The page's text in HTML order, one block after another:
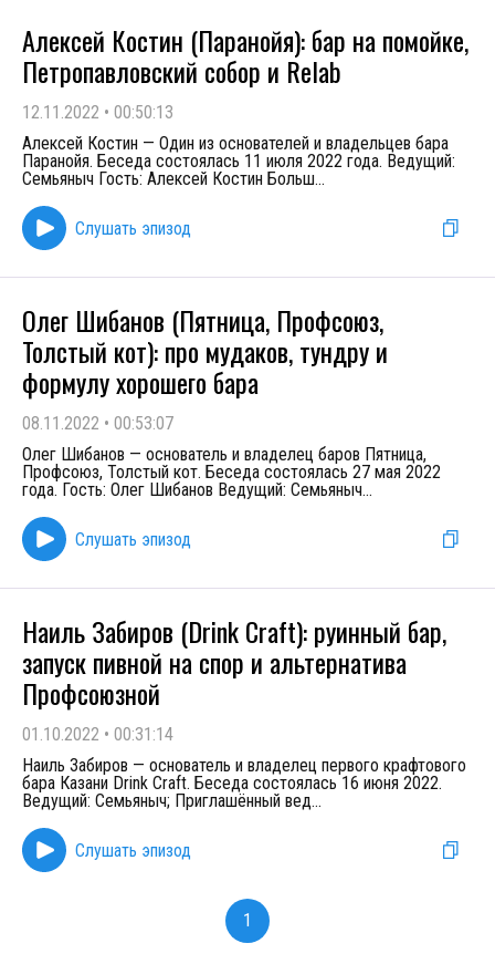
Алексей Костин (Паранойя): бар на помойке,
Петропавловский собор и Relab
12.11.2022 • 00:50:13
Алексей Костин — Один из основателей и владельцев бара
Паранойя. Беседа состоялась 11 июля 2022 года. Ведущий:
Семьяныч Гость: Алексей Костин Больш...
Слушать эпизод
Олег Шибанов (Пятница, Профсоюз,
Толстый кот): про мудаков, тундру и
формулу хорошего бара
08.11.2022 • 00:53:07
Олег Шибанов — основатель и владелец баров Пятница,
Профсоюз, Толстый кот. Беседа состоялась 27 мая 2022
года. Гость: Олег Шибанов Ведущий: Семьяныч...
Слушать эпизод
Наиль Забиров (Drink Craft): руинный бар,
запуск пивной на спор и альтернатива
Профсоюзной
01.10.2022 • 00:31:14
Наиль Забиров — основатель и владелец первого крафтового
бара Казани Drink Craft. Беседа состоялась 16 июня 2022.
Ведущий: Семьяныч; Приглашённый вед...
Слушать эпизод
1